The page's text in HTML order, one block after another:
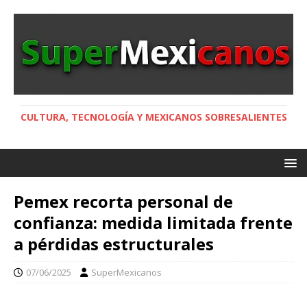
CULTURA, TECNOLOGÍA Y MEXICANOS SOBRESALIENTES
Pemex recorta personal de
confianza: medida limitada frente
a pérdidas estructurales
07/06/2025 SuperMexicanos